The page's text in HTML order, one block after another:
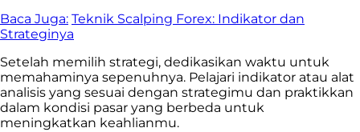
Baca Juga: Teknik Scalping Forex: Indikator dan
Strateginya
Setelah memilih strategi, dedikasikan waktu untuk
memahaminya sepenuhnya. Pelajari indikator atau alat
analisis yang sesuai dengan strategimu dan praktikkan
dalam kondisi pasar yang berbeda untuk
meningkatkan keahlianmu.